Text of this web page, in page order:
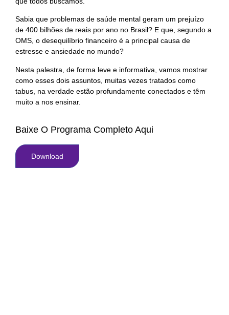
Sabia que problemas de saúde mental geram um prejuízo
de 400 bilhões de reais por ano no Brasil? E que, segundo a
OMS, o desequilíbrio financeiro é a principal causa de
estresse e ansiedade no mundo?
Nesta palestra, de forma leve e informativa, vamos mostrar
como esses dois assuntos, muitas vezes tratados como
tabus, na verdade estão profundamente conectados e têm
muito a nos ensinar.
Baixe O Programa Completo Aqui
Download